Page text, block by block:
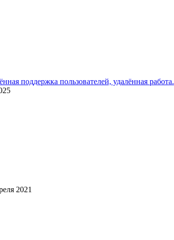
поддержка пользователей, удалённая работа.
2021